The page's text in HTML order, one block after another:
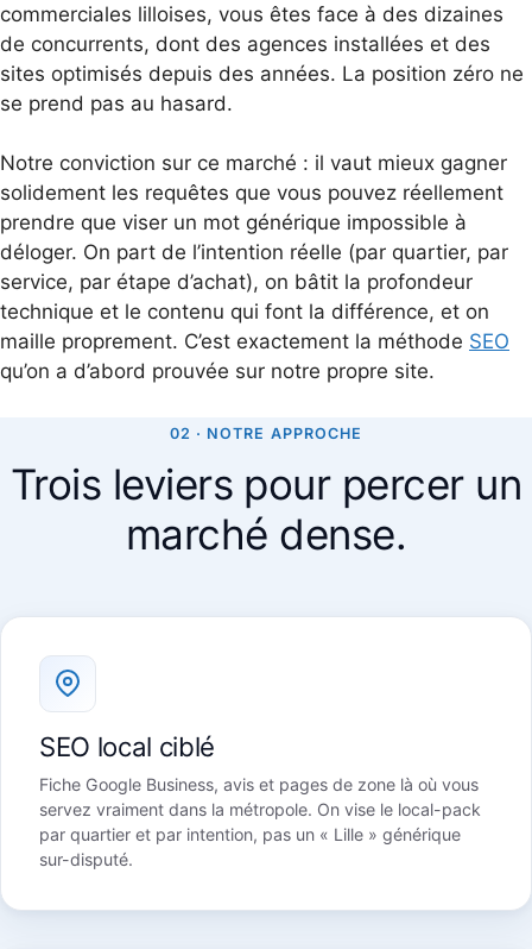
commerciales lilloises, vous êtes face à des dizaines
de concurrents, dont des agences installées et des
sites optimisés depuis des années. La position zéro ne
se prend pas au hasard.
Notre conviction sur ce marché : il vaut mieux gagner
solidement les requêtes que vous pouvez réellement
prendre que viser un mot générique impossible à
déloger. On part de l’intention réelle (par quartier, par
service, par étape d’achat), on bâtit la profondeur
technique et le contenu qui font la différence, et on
maille proprement. C’est exactement la méthode SEO
qu’on a d’abord prouvée sur notre propre site.
02 · NOTRE APPROCHE
Trois leviers pour percer un
marché dense.
SEO local ciblé
Fiche Google Business, avis et pages de zone là où vous
servez vraiment dans la métropole. On vise le local-pack
par quartier et par intention, pas un « Lille » générique
sur-disputé.